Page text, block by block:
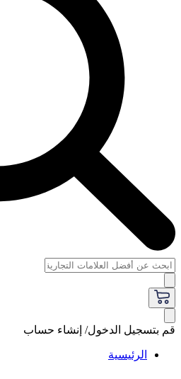
قم بتسجيل الدخول/ إنشاء حساب
الرئيسية